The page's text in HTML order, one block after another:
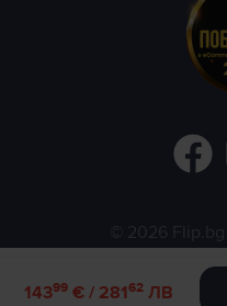
14399 € / 28162 ЛВ